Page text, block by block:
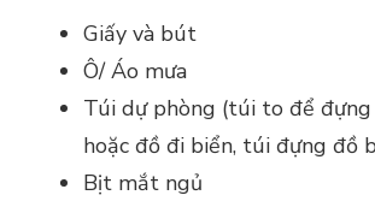
Giấy và bút
Ô/ Áo mưa
Túi dự phòng (túi to để
hoặc đồ đi biển, túi đựng đồ
Bịt mắt ngủ